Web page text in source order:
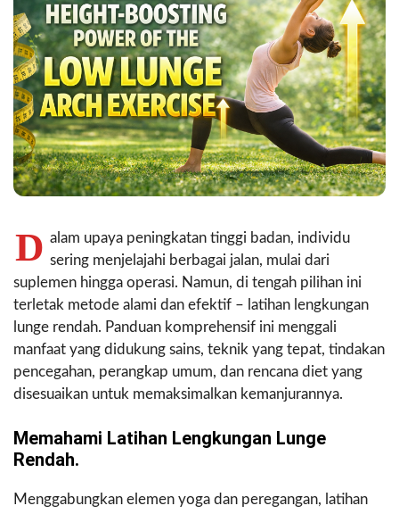
D alam upaya peningkatan tinggi badan, individu
sering menjelajahi berbagai jalan, mulai dari
suplemen hingga operasi. Namun, di tengah pilihan ini
terletak metode alami dan efektif – latihan lengkungan
lunge rendah. Panduan komprehensif ini menggali
manfaat yang didukung sains, teknik yang tepat, tindakan
pencegahan, perangkap umum, dan rencana diet yang
disesuaikan untuk memaksimalkan kemanjurannya.
Memahami Latihan Lengkungan Lunge
Rendah.
Menggabungkan elemen yoga dan peregangan, latihan